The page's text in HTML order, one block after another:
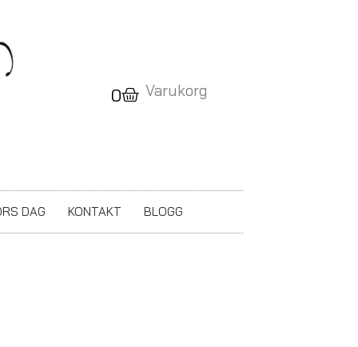
0
Varukorg
Varukorg
DAG KONTAKT BLOGG